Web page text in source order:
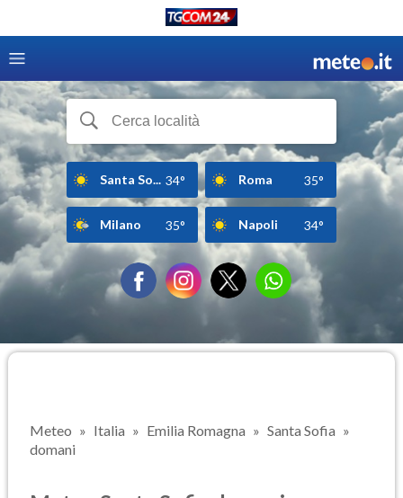
Santa So... 34° Roma 35°
Milano 35° Napoli 34°
Meteo Italia Emilia Romagna
Santa Sofia
domani